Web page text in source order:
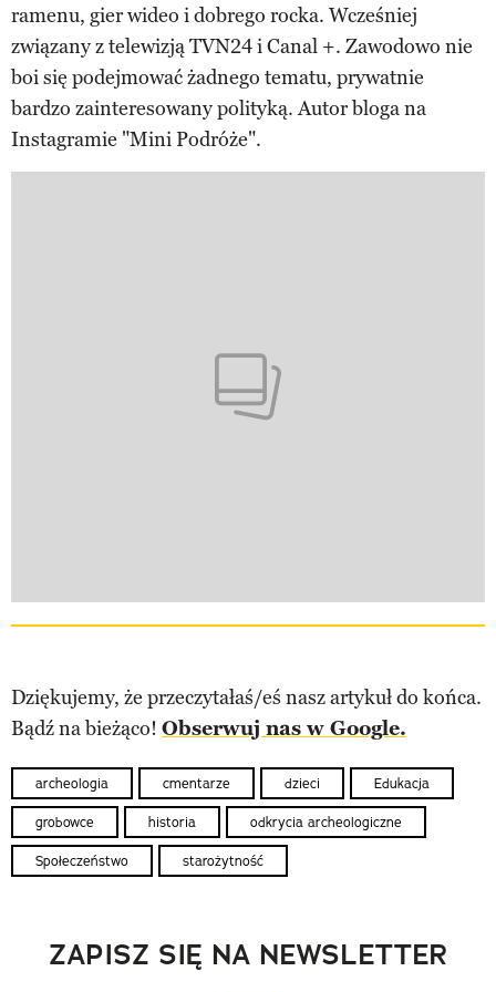
ramenu, gier wideo i dobrego rocka. Wcześniej
związany z telewizją TVN24 i Canal +. Zawodowo nie
boi się podejmować żadnego tematu, prywatnie
bardzo zainteresowany polityką. Autor bloga na
Instagramie "Mini Podróże".
Dziękujemy, że przeczytałaś/eś nasz artykuł do końca.
Bądź na bieżąco! Obserwuj nas w Google.
archeologia cmentarze dzieci Edukacja
grobowce historia odkrycia archeologiczne
Społeczeństwo starożytność
ZAPISZ SIĘ NA NEWSLETTER